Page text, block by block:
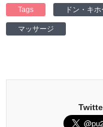
Tags ドン・キホ
マッサージ